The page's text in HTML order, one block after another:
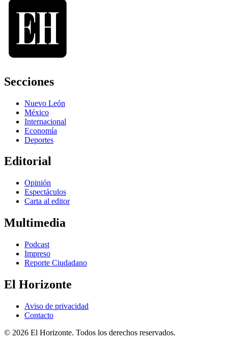
Secciones
Nuevo León
México
Internacional
Economía
Deportes
Editorial
Opinión
Espectáculos
Carta al editor
Multimedia
Podcast
Impreso
Reporte Ciudadano
El Horizonte
Aviso de privacidad
Contacto
© 2026 El Horizonte. Todos los derechos reservados.